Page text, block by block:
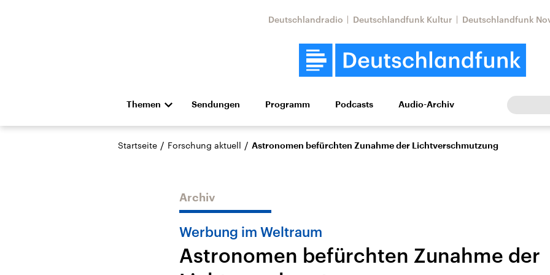
Deutschlandradio Deutschlandfunk Kultur Deutschlandfunk
Themen
Die Nachrichten Politik Wirtschaft Wissen Kultur Europa
Hörspiel und Feature Musik
Landtagswahl Sachsen-
USA
Nahostkonflikt
Iran
Sendungen Programm Podcasts Audio-Archiv
Startseite / Forschung aktuell / Astronomen befürchten Zunahme der Lichtverschmutzung
Archiv
Werbung im Weltraum
Astronomen befürchten Zunahme der